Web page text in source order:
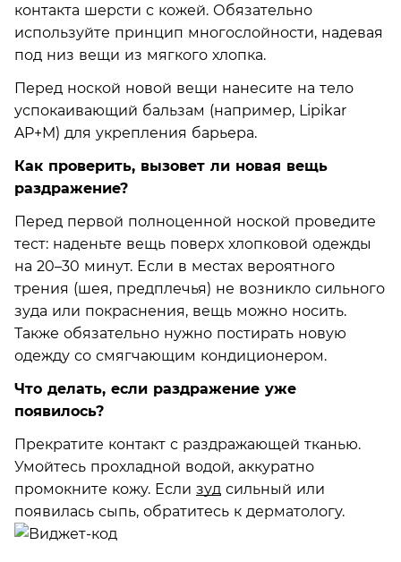
контакта шерсти с кожей. Обязательно
используйте принцип многослойности, надевая
под низ вещи из мягкого хлопка.
Перед ноской новой вещи нанесите на тело
успокаивающий бальзам (например, Lipikar
AP+M) для укрепления барьера.
Как проверить, вызовет ли новая вещь
раздражение?
Перед первой полноценной ноской проведите
тест: наденьте вещь поверх хлопковой одежды
на 20–30 минут. Если в местах вероятного
трения (шея, предплечья) не возникло сильного
зуда или покраснения, вещь можно носить.
Также обязательно нужно постирать новую
одежду со смягчающим кондиционером.
Что делать, если раздражение уже
появилось?
Прекратите контакт с раздражающей тканью.
Умойтесь прохладной водой, аккуратно
промокните кожу. Если зуд сильный или
появилась сыпь, обратитесь к дерматологу.